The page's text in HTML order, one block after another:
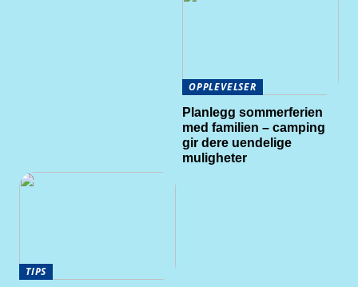
OPPLEVELSER
Planlegg sommerferien
med familien – camping
gir dere uendelige
muligheter
TIPS